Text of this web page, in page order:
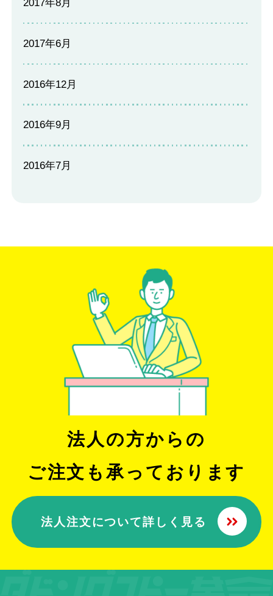
2017年8月
2017年6月
2016年12月
2016年9月
2016年7月
法人の方からの
ご注文も承っております
法人注文について詳しく見る